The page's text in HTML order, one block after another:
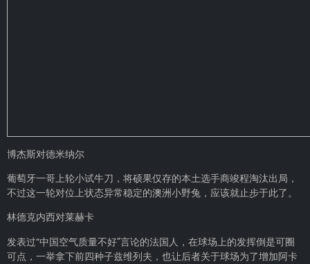
博杰斯对德米纳尔
葡萄牙一哥上轮小试牛刀，将硕果仅存的本土选手商竣程淘汰出局，
不过这一轮对位上状态异常稳定的澳洲小野兔，应该就止步于此了。
林德克内西对莱赫卡
发表过“中国空气质量不好”言论的法国人，在球场上的发挥倒是可圈
可点，一举拿下前四种子兹维列夫，也让后者关于球场为了增加阿卡